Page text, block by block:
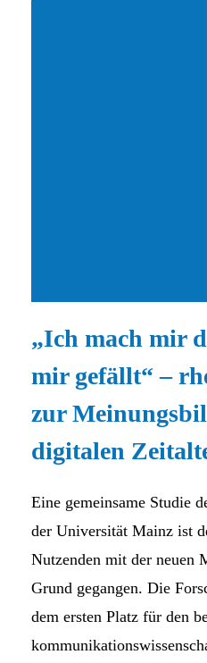
„Ich mach mir
mir gefällt“ –
zur
digitalen
Eine gemeinsame Studie
der Universität Mainz ist
Nutzenden mit der neuen
Grund gegangen. Die
dem ersten Platz für den